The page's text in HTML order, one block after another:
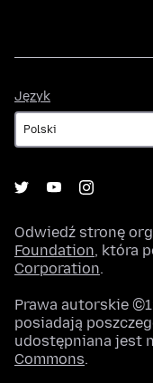
Język
Odwiedź stronę
Foundation, która
Corporation.
Prawa autorskie
posiadają
udostępniana jest
Commons.